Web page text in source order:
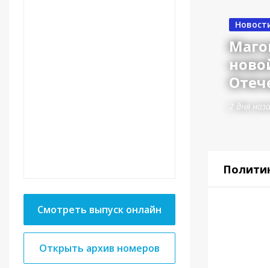
Смотреть выпуск онлайн
Открыть архив номеров
2 дня